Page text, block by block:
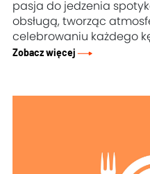
pasja do jedzenia
obsługą, tworząc
celebrowaniu każdego
Zobacz więcej